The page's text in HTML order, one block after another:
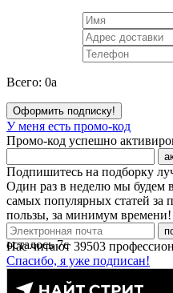
Всего: 0a
Оформить подписку!
У меня есть промо-код
Промо-код успешно
Подпишитесь на подборку
Один раз в неделю мы будем
самых популярных статей
пользы, за минимум времени!
Нас читают 39503
Спасибо, я уже подписан!
осталось7с